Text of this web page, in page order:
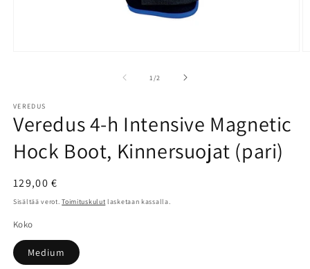
1//2
VEREDUS
Veredus 4-h Intensive Magnetic
Hock Boot, Kinnersuojat (pari)
Normaalihinta
129,00 €
Sisältää verot.Toimituskulut lasketaan kassalla.
Koko
Medium